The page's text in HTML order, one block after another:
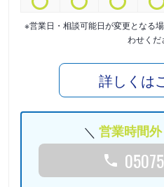
※営業日・相談可能日が変更となる
わせくだ
詳しくは
営業時間外